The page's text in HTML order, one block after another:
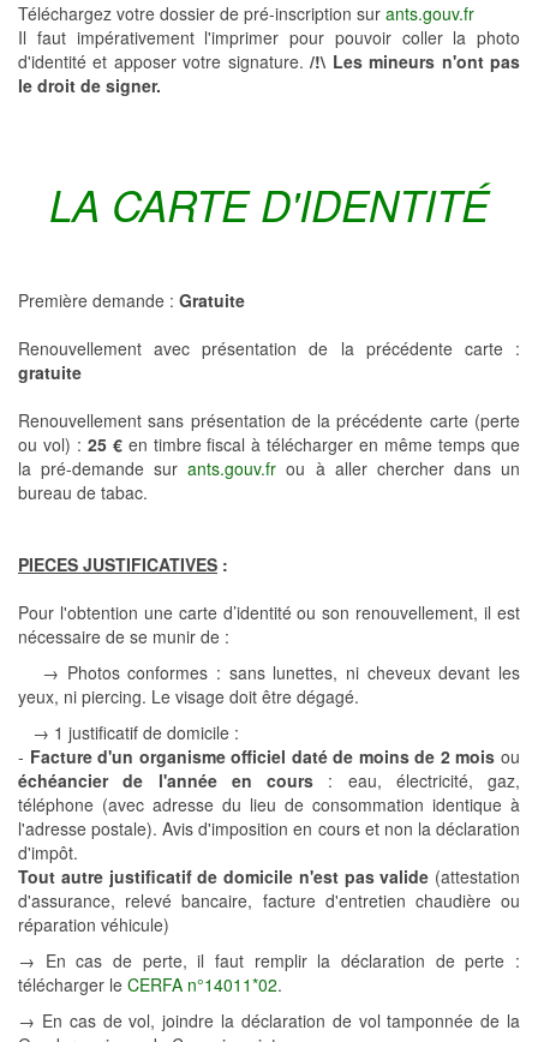
Téléchargez votre dossier de pré-inscription sur ants.gouv.fr
Il faut impérativement l'imprimer pour pouvoir coller la photo
d'identité et apposer votre signature. /!\ Les mineurs n'ont pas
le droit de signer.
LA CARTE D'IDENTITÉ
Première demande : Gratuite
Renouvellement avec présentation de la précédente carte :
gratuite
Renouvellement sans présentation de la précédente carte (perte
ou vol) : 25 € en timbre fiscal à télécharger en même temps que
la pré-demande surants.gouv.fr ou à aller chercher dans un
bureau de tabac.
PIECES JUSTIFICATIVES :
Pour l'obtention une carte d’identité ou son renouvellement, il est
nécessaire de se munir de :
→ Photos conformes : sans lunettes, ni cheveux devant les
yeux, ni piercing. Le visage doit être dégagé.
→ 1 justificatif de domicile :
- Facture d'un organisme officiel daté de moins de 2 mois ou
échéancier de l'année en cours : eau, électricité, gaz,
téléphone (avec adresse du lieu de consommation identique à
l'adresse postale). Avis d'imposition en cours et non la déclaration
d'impôt.
Tout autre justificatif de domicile n'est pas valide (attestation
d'assurance, relevé bancaire, facture d'entretien chaudière ou
réparation véhicule)
→ En cas de perte, il faut remplir la déclaration de perte :
télécharger le CERFA n°14011*02.
→ En cas de vol, joindre la déclaration de vol tamponnée de la